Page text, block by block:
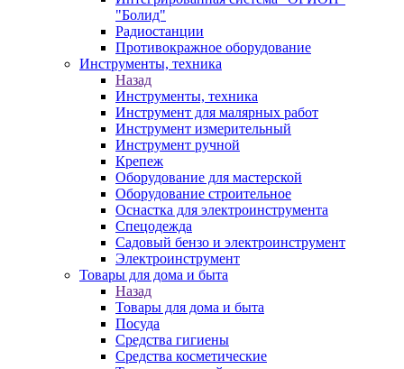
"Болид"
Радиостанции
Противокражное оборудование
Инструменты, техника
Назад
Инструменты, техника
Инструмент для малярных работ
Инструмент измерительный
Инструмент ручной
Крепеж
Оборудование для мастерской
Оборудование строительное
Оснастка для электроинструмента
Спецодежда
Садовый бензо и электроинструмент
Электроинструмент
Товары для дома и быта
Назад
Товары для дома и быта
Посуда
Средства гигиены
Средства косметические